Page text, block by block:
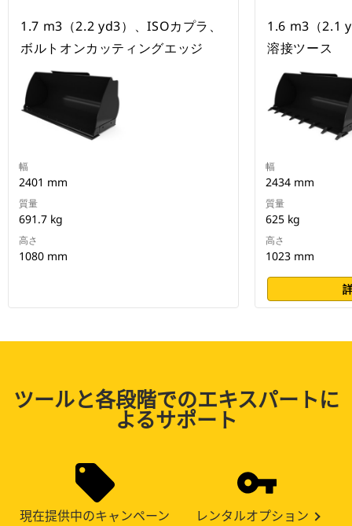
1.7 m3（2.2 yd3）、ISOカプラ、
ボルトオンカッティングエッジ
幅
2401 mm
質量
691.7 kg
高さ
1080 mm
1.6 m3（2.1
溶接ツース
幅
2434 mm
質量
625 kg
高さ
1023 mm
ツールと各段階でのエキスパートに
よるサポート
現在提供中のキャンペーン レンタルオプション